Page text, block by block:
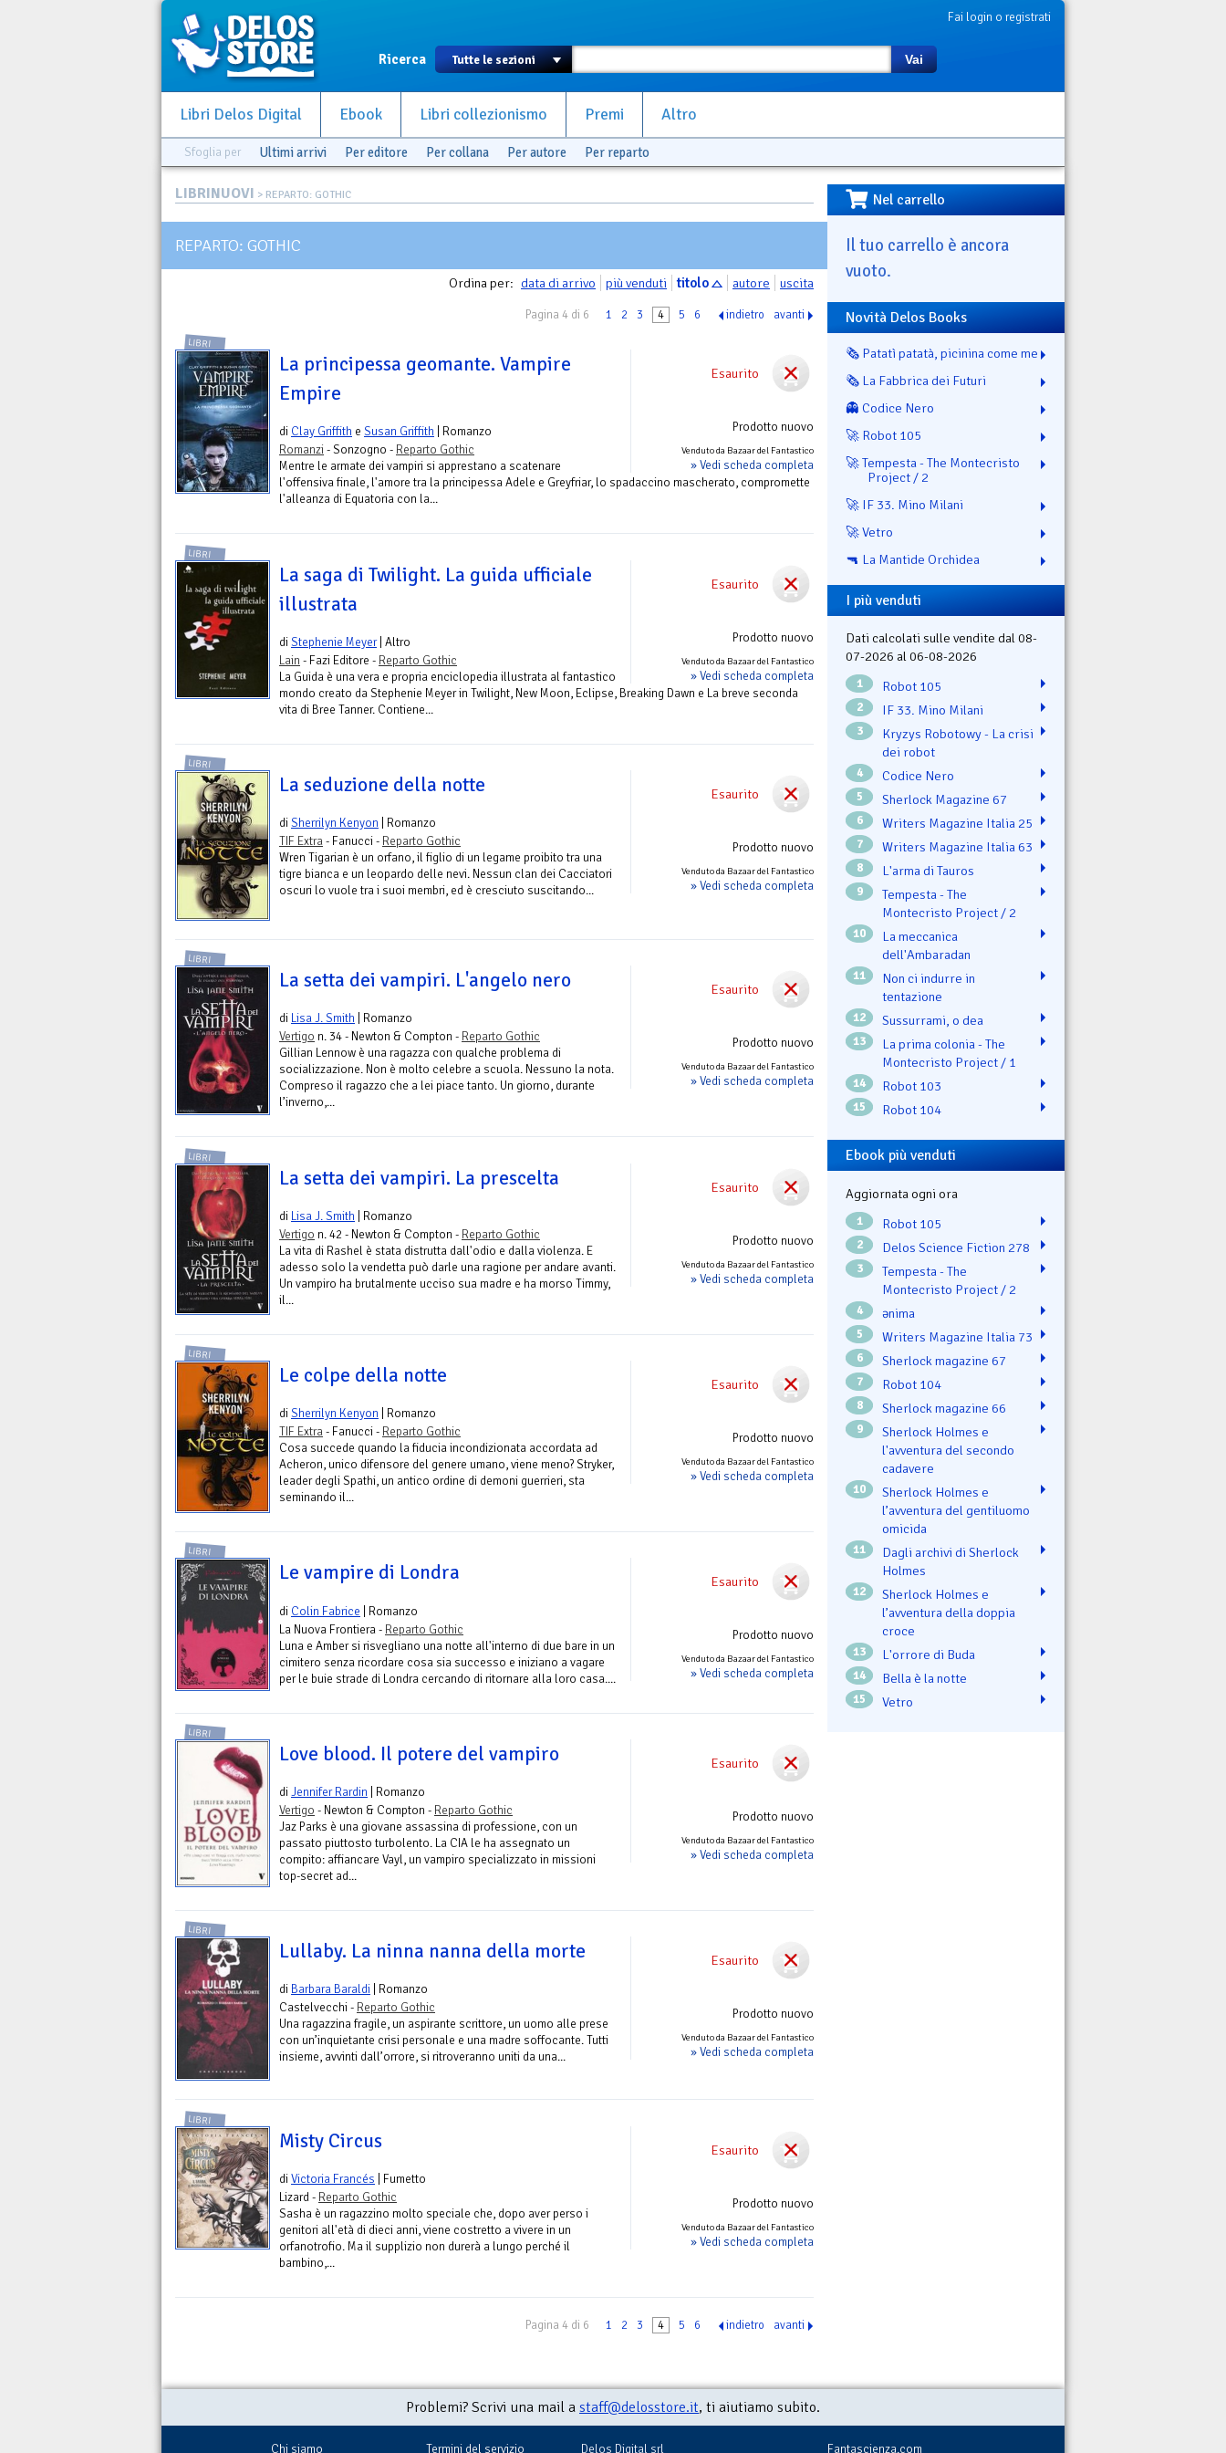
Fai login o registrati
Ricerca Vai
Libri Delos Digital Ebook Libri collezionismo Premi Altro
Sfoglia per Ultimi arrivi Per editore Per collana Per autore Per reparto
LIBRINUOVI > REPARTO: GOTHIC
REPARTO: GOTHIC
Ordina per: data di arrivo più venduti titolo autore uscita
Pagina 4 di 6 1 2 3 4 5 6 indietro avanti
Esaurito
Prodotto nuovo
Venduto da Bazaar del Fantastico
» Vedi scheda completa
LIBRI
La principessa geomante. Vampire
Empire
di Clay Griffith e Susan Griffith | Romanzo
Romanzi - Sonzogno - Reparto Gothic
Mentre le armate dei vampiri si apprestano a scatenare
l'offensiva finale, l'amore tra la principessa Adele e Greyfriar, lo spadaccino mascherato, compromette
l'alleanza di Equatoria con la...
Esaurito
Prodotto nuovo
Venduto da Bazaar del Fantastico
» Vedi scheda completa
LIBRI
La saga di Twilight. La guida ufficiale
illustrata
diStephenie Meyer| Altro
Lain - Fazi Editore - Reparto Gothic
La Guida è una vera e propria enciclopedia illustrata al fantastico
mondo creato da Stephenie Meyer in Twilight, New Moon, Eclipse, Breaking Dawn e La breve seconda
vita di Bree Tanner. Contiene...
Esaurito
Prodotto nuovo
Venduto da Bazaar del Fantastico
» Vedi scheda completa
LIBRI
La seduzione della notte
diSherrilyn Kenyon | Romanzo
TIF Extra- Fanucci - Reparto Gothic
Wren Tigarian è un orfano, il figlio di un legame proibito tra una
tigre bianca e un leopardo delle nevi. Nessun clan dei Cacciatori
oscuri lo vuole tra i suoi membri, ed è cresciuto suscitando...
Esaurito
Prodotto nuovo
Venduto da Bazaar del Fantastico
» Vedi scheda completa
LIBRI
La setta dei vampiri. L'angelo nero
di Lisa J. Smith | Romanzo
Vertigo n. 34 - Newton & Compton - Reparto Gothic
Gillian Lennow è una ragazza con qualche problema di
socializzazione. Non è molto celebre a scuola. Nessuno la nota.
Compreso il ragazzo che a lei piace tanto. Un giorno, durante
l’inverno,...
Esaurito
Prodotto nuovo
Venduto da Bazaar del Fantastico
» Vedi scheda completa
LIBRI
La setta dei vampiri. La prescelta
di Lisa J. Smith | Romanzo
Vertigo n. 42 - Newton & Compton - Reparto Gothic
La vita di Rashel è stata distrutta dall'odio e dalla violenza. E
adesso solo la vendetta può darle una ragione per andare avanti.
Un vampiro ha brutalmente ucciso sua madre e ha morso Timmy,
il...
Esaurito
Prodotto nuovo
Venduto da Bazaar del Fantastico
» Vedi scheda completa
LIBRI
Le colpe della notte
diSherrilyn Kenyon | Romanzo
TIF Extra- Fanucci - Reparto Gothic
Cosa succede quando la fiducia incondizionata accordata ad
Acheron, unico difensore del genere umano, viene meno? Stryker,
leader degli Spathi, un antico ordine di demoni guerrieri, sta
seminando il...
Esaurito
Prodotto nuovo
Venduto da Bazaar del Fantastico
» Vedi scheda completa
LIBRI
Le vampire di Londra
di Colin Fabrice | Romanzo
La Nuova Frontiera - Reparto Gothic
Luna e Amber si risvegliano una notte all'interno di due bare in un
cimitero senza ricordare cosa sia successo e iniziano a vagare
per le buie strade di Londra cercando di ritornare alla loro casa....
Esaurito
Prodotto nuovo
Venduto da Bazaar del Fantastico
» Vedi scheda completa
LIBRI
Love blood. Il potere del vampiro
diJennifer Rardin | Romanzo
Vertigo - Newton & Compton - Reparto Gothic
Jaz Parks è una giovane assassina di professione, con un
passato piuttosto turbolento. La CIA le ha assegnato un
compito: affiancare Vayl, un vampiro specializzato in missioni
top-secret ad...
Esaurito
Prodotto nuovo
Venduto da Bazaar del Fantastico
» Vedi scheda completa
LIBRI
Lullaby. La ninna nanna della morte
di Barbara Baraldi | Romanzo
Castelvecchi - Reparto Gothic
Una ragazzina fragile, un aspirante scrittore, un uomo alle prese
con un’inquietante crisi personale e una madre soffocante. Tutti
insieme, avvinti dall’orrore, si ritroveranno uniti da una...
Esaurito
Prodotto nuovo
Venduto da Bazaar del Fantastico
» Vedi scheda completa
LIBRI
Misty Circus
diVictoria Francés | Fumetto
Lizard - Reparto Gothic
Sasha è un ragazzino molto speciale che, dopo aver perso i
genitori all'età di dieci anni, viene costretto a vivere in un
orfanotrofio. Ma il supplizio non durerà a lungo perché il
bambino,...
Pagina 4 di 6 1 2 3 4 5 6 indietro avanti
Nel carrello
Il tuo carrello è ancora
vuoto.
Novità Delos Books
🗞️ Patatì patatà, picinina come me
🗞️ La Fabbrica dei Futuri
👻 Codice Nero
🚀 Robot 105
🚀 Tempesta - The Montecristo
Project / 2
🚀 IF 33. Mino Milani
🚀 Vetro
🔫 La Mantide Orchidea
I più venduti
Dati calcolati sulle vendite dal 08-
07-2026 al 06-08-2026
1 Robot 105
2 IF 33. Mino Milani
3
Kryzys Robotowy - La crisi
dei robot
4 Codice Nero
5 Sherlock Magazine 67
6 Writers Magazine Italia 25
7 Writers Magazine Italia 63
8 L'arma di Tauros
9
Tempesta - The
Montecristo Project / 2
10
La meccanica
dell'Ambaradan
11
Non ci indurre in
tentazione
12 Sussurrami, o dea
13
La prima colonia - The
Montecristo Project / 1
14 Robot 103
15 Robot 104
Ebook più venduti
Aggiornata ogni ora
1 Robot 105
2 Delos Science Fiction 278
3
Tempesta - The
Montecristo Project / 2
4 ənima
5 Writers Magazine Italia 73
6 Sherlock magazine 67
7 Robot 104
8 Sherlock magazine 66
9
Sherlock Holmes e
l'avventura del secondo
cadavere
10
Sherlock Holmes e
l’avventura del gentiluomo
omicida
11
Dagli archivi di Sherlock
Holmes
12
Sherlock Holmes e
l’avventura della doppia
croce
13 L'orrore di Buda
14 Bella è la notte
15 Vetro
Problemi? Scrivi una mail a staff@delosstore.it, ti aiutiamo subito.
Chi siamo Termini del servizio Delos Digital srl Fantascienza.com